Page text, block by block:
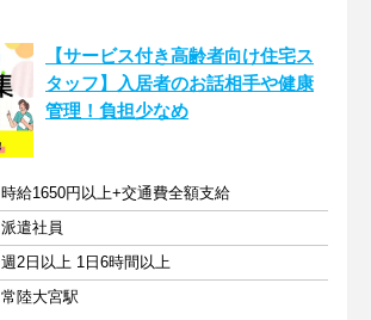
【サービス付き高齢者向け住宅ス
タッフ】入居者のお話相手や健康
管理！負担少なめ
時給1650円以上+交通費全額支給
派遣社員
週2日以上 1日6時間以上
常陸大宮駅